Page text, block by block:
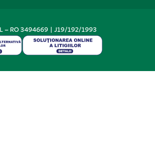
– RO 3494669 | J19/192/1993